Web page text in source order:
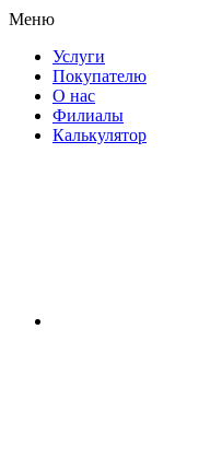
Меню
Услуги
Покупателю
О нас
Филиалы
Калькулятор